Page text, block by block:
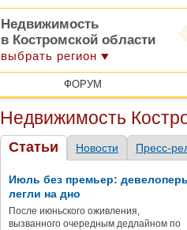
Недвижимость
в Костромской области
выбрать регион
ФОРУМ
Недвижимость
Статьи Новости Пресс-
Июль без премьер:
легли на дно
После июньского оживления,
вызванного очередным дедлайном по